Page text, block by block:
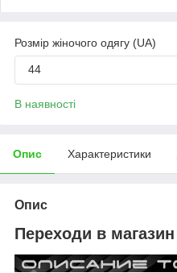
Розмір жіночого одягу (UA)
44
В наявності
Опис Характеристики
Опис
Переходи в магазин